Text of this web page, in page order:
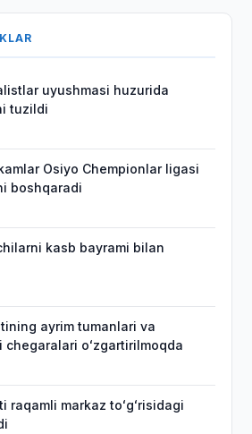
uyushmasi huzurida
tuzildi
Osiyo Chempionlar ligasi
boshqaradi
kasb bayrami bilan
ayrim tumanlari va
chegaralari oʻzgartirilmoqda
raqamli markaz toʻgʻrisidagi